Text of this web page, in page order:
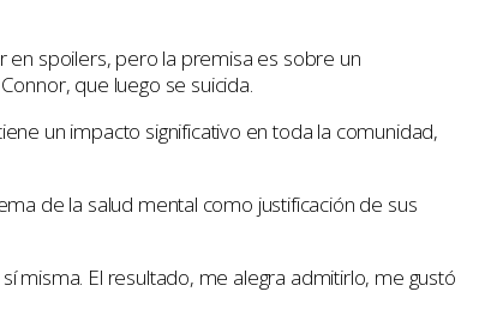
en spoilers, pero la premisa es sobre un
que luego se suicida.
un impacto significativo en toda la comunidad,
de la salud mental como justificación de sus
misma. El resultado, me alegra admitirlo, me gustó